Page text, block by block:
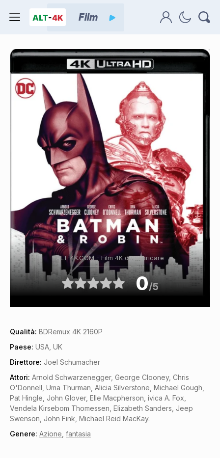
ALT-4K.COM - Film 4K da scaricare
0/5
Qualità: BDRemux 4K 2160P
Paese: USA, UK
Direttore: Joel Schumacher
Attori: Arnold Schwarzenegger, George Clooney, Chris
O'Donnell, Uma Thurman, Alicia Silverstone, Michael Gough,
Pat Hingle, John Glover, Elle Macpherson, ivica A. Fox,
Vendela Kirsebom Thomessen, Elizabeth Sanders, Jeep
Swenson, John Fink, Michael Reid MacKay.
Genere: Azione fantasia